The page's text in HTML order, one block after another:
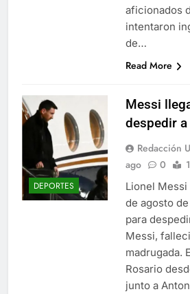
aficionados
intentaron
de…
Read More
DEPORTES
Messi
despedir
Redacción
ago
0
Lionel
de agosto
para
Messi,
madrugada.
Rosario
junto a